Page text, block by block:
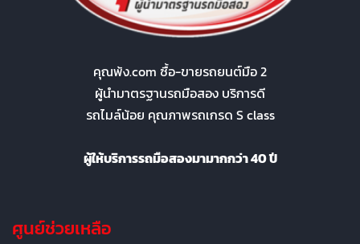
คุณพ้ง.com ซื้อ-ขายรถยนต์มือ 2
ผู้นำมาตรฐานรถมือสอง บริการดี
รถไมล์น้อย คุณภาพรถเกรด S class
ผู้ให้บริการรถมือสองมามากกว่า 40 ปี
ศูนย์ช่วยเหลือ